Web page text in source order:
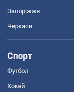
Запоріжжя
Черкаси
Спорт
Футбол
Хокей